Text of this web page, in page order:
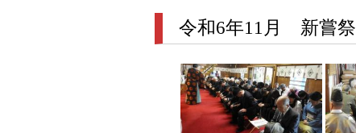
令和6年11月 新嘗祭